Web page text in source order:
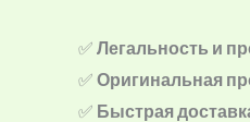
✅ Легальность и
✅ Оригинальная
✅ Быстрая